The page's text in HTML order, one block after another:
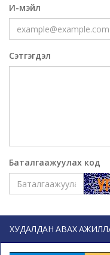
И-мэйл
Сэтгэгдэл
Баталгаажуулах код
ХУДАЛДАН АВАХ